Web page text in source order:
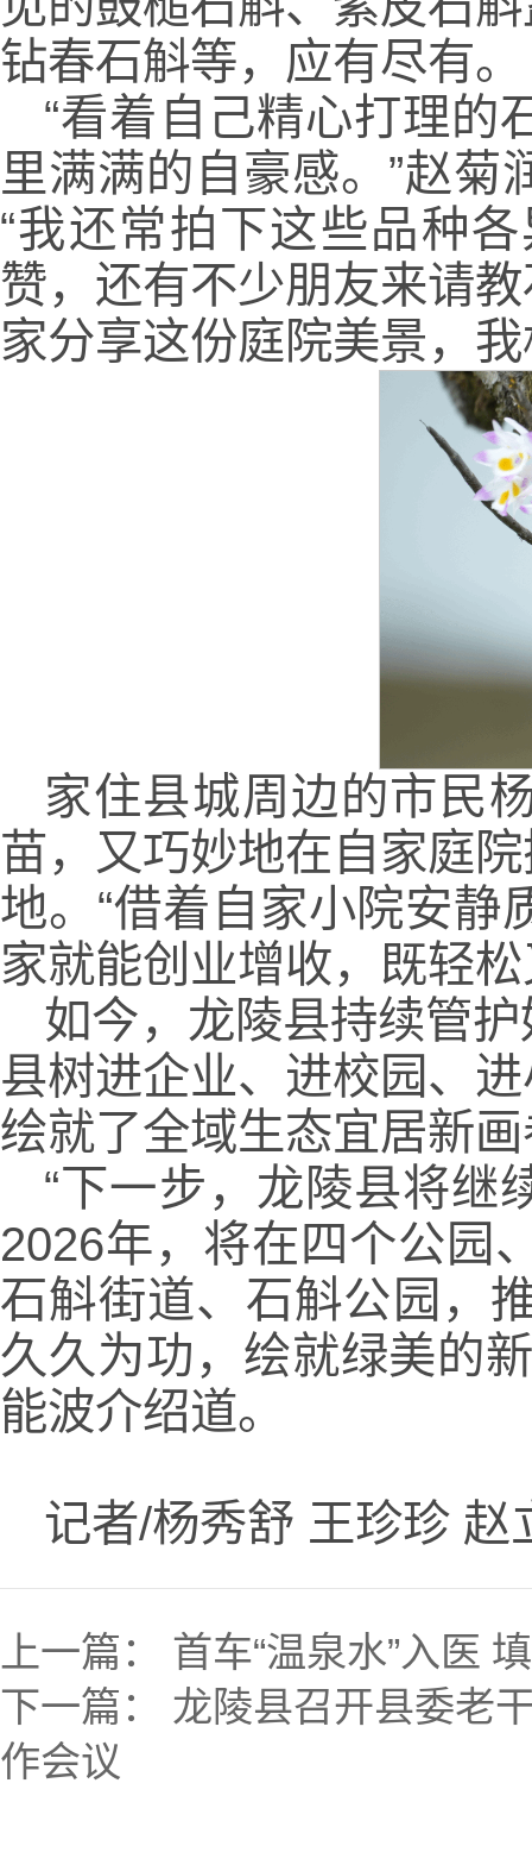
钻春石斛等，应有尽有。
“看着自己精心打理的
里满满的自豪感。”赵
“我还常拍下这些品种
赞，还有不少朋友来请
家分享这份庭院美景，
家住县城周边的市民
苗，又巧妙地在自家庭
地。“借着自家小院安
家就能创业增收，既轻
如今，龙陵县持续管
县树进企业、进校园、
绘就了全域生态宜居新
“下一步，龙陵县将继
2026年，将在四个公园
石斛街道、石斛公园，
久久为功，绘就绿美的
能波介绍道。
记者/杨秀舒 王珍珍 赵
上一篇： 首车“温泉水”入医
下一篇： 龙陵县召开县委老
作会议